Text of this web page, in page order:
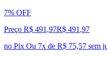
7% OFF
Preço R$ 491,97R$ 491 ,97
no Pix Ou 7x de R$ 75,57 sem